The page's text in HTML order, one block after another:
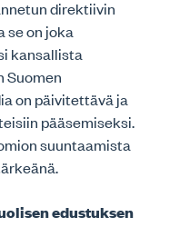
direktiivin
se on joka
kansallista
Suomen
on päivitettävä ja
pääsemiseksi.
suuntaamista
edustuksen